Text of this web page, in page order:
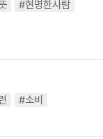
#현명한사람
#소비